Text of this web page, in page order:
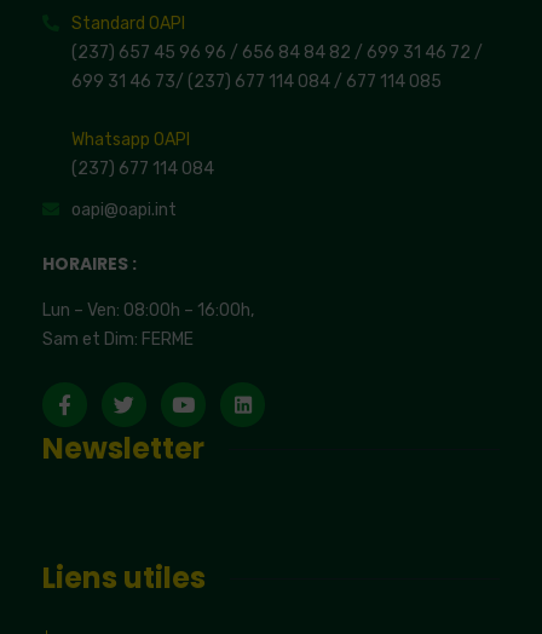
Standard OAPI
(237) 657 45 96 96 / 656 84 84 82 / 699 31 46 72 /
699 31 46 73/ (237) 677 114 084 / 677 114 085
Whatsapp OAPI
(237) 677 114 084
oapi@oapi.int
HORAIRES :
Lun – Ven: 08:00h – 16:00h,
Sam et Dim: FERME
Newsletter
Liens utiles